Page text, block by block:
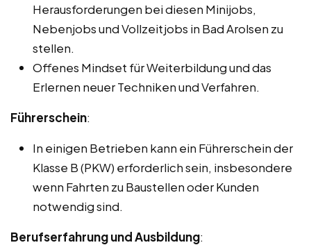
Herausforderungen bei diesen Minijobs,
Nebenjobs und Vollzeitjobs in Bad Arolsen zu
stellen.
Offenes Mindset für Weiterbildung und das
Erlernen neuer Techniken und Verfahren.
Führerschein:
In einigen Betrieben kann ein Führerschein der
Klasse B (PKW) erforderlich sein, insbesondere
wenn Fahrten zu Baustellen oder Kunden
notwendig sind.
Berufserfahrung und Ausbildung: